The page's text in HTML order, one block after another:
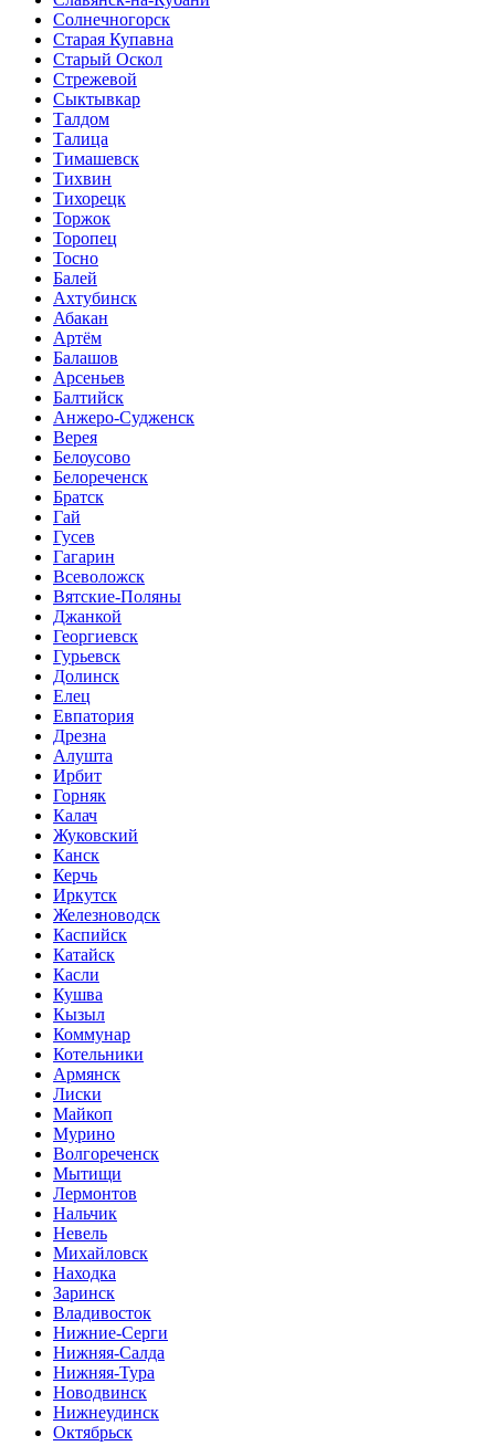
Солнечногорск
Старая Купавна
Старый Оскол
Стрежевой
Сыктывкар
Талдом
Талица
Тимашевск
Тихвин
Тихорецк
Торжок
Торопец
Тосно
Балей
Ахтубинск
Абакан
Артём
Балашов
Арсеньев
Балтийск
Анжеро-Судженск
Верея
Белоусово
Белореченск
Братск
Гай
Гусев
Гагарин
Всеволожск
Вятские-Поляны
Джанкой
Георгиевск
Гурьевск
Долинск
Елец
Евпатория
Дрезна
Алушта
Ирбит
Горняк
Калач
Жуковский
Канск
Керчь
Иркутск
Железноводск
Каспийск
Катайск
Касли
Кушва
Кызыл
Коммунар
Котельники
Армянск
Лиски
Майкоп
Мурино
Волгореченск
Мытищи
Лермонтов
Нальчик
Невель
Михайловск
Находка
Заринск
Владивосток
Нижние-Серги
Нижняя-Салда
Нижняя-Тура
Новодвинск
Нижнеудинск
Октябрьск